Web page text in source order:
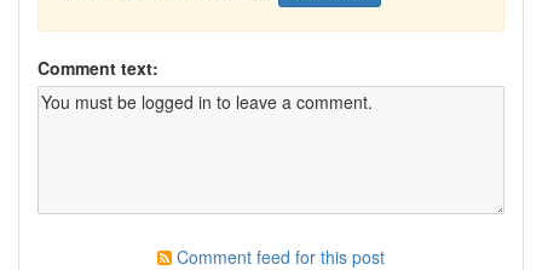
Comment text:
Comment feed for this post